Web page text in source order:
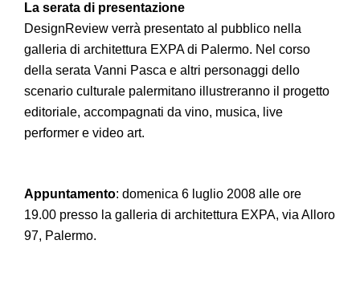
La serata di presentazione
DesignReview verrà presentato al pubblico nella
galleria di architettura EXPA di Palermo. Nel corso
della serata Vanni Pasca e altri personaggi dello
scenario culturale palermitano illustreranno il progetto
editoriale, accompagnati da vino, musica, live
performer e video art.
Appuntamento: domenica 6 luglio 2008 alle ore
19.00 presso la galleria di architettura EXPA, via Alloro
97, Palermo.